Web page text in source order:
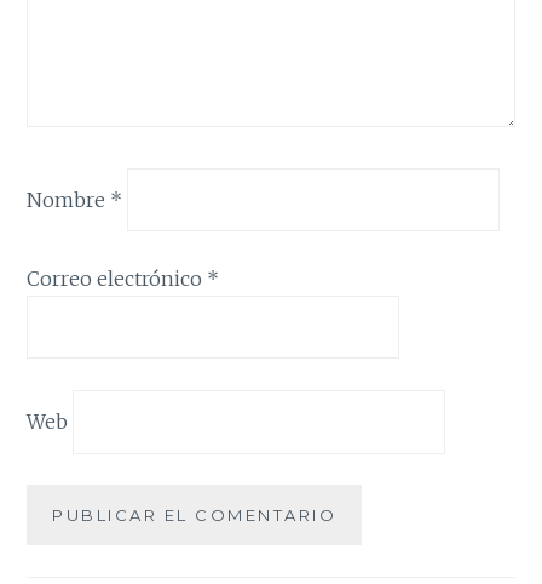
Nombre *
Correo electrónico *
Web